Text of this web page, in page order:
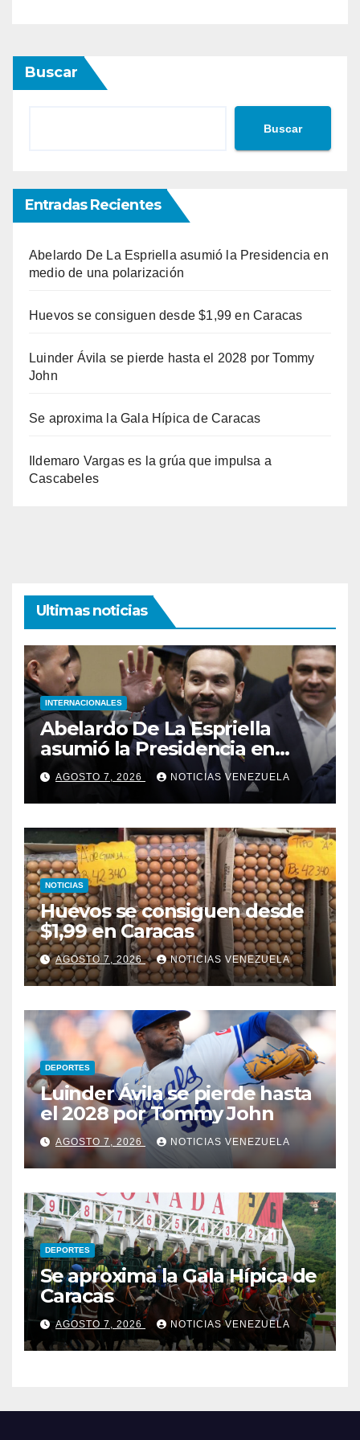
Buscar
Buscar
Entradas Recientes
Abelardo De La Espriella asumió la Presidencia en
medio de una polarización
Huevos se consiguen desde $1,99 en Caracas
Luinder Ávila se pierde hasta el 2028 por Tommy
John
Se aproxima la Gala Hípica de Caracas
Ildemaro Vargas es la grúa que impulsa a
Cascabeles
Ultimas noticias
INTERNACIONALES
Abelardo De La Espriella
asumió la Presidencia en
medio de una polarización
AGOSTO 7, 2026 NOTICIAS VENEZUELA
NOTICIAS
Huevos se consiguen desde
$1,99 en Caracas
AGOSTO 7, 2026 NOTICIAS VENEZUELA
DEPORTES
Luinder Ávila se pierde hasta
el 2028 por Tommy John
AGOSTO 7, 2026 NOTICIAS VENEZUELA
DEPORTES
Se aproxima la Gala Hípica de
Caracas
AGOSTO 7, 2026 NOTICIAS VENEZUELA